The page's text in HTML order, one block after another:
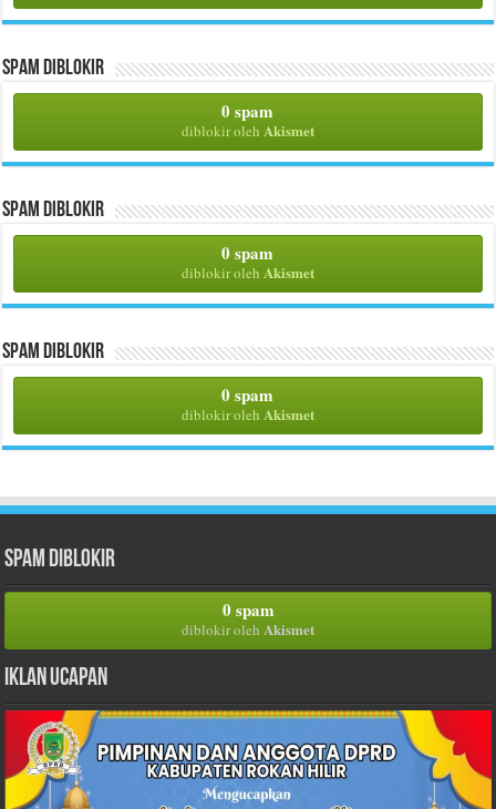
Spam Diblokir
0 spam
diblokir oleh Akismet
Spam Diblokir
0 spam
diblokir oleh Akismet
Spam Diblokir
0 spam
diblokir oleh Akismet
Spam Diblokir
0 spam
diblokir oleh Akismet
Iklan Ucapan